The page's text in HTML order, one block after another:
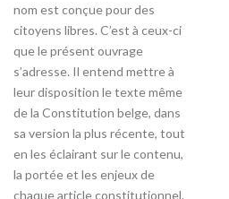
nom est conçue pour des
citoyens libres. C’est à ceux-ci
que le présent ouvrage
s’adresse. Il entend mettre à
leur disposition le texte même
de la Constitution belge, dans
sa version la plus récente, tout
en les éclairant sur le contenu,
la portée et les enjeux de
chaque article constitutionnel.